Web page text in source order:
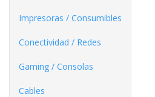
Impresoras / Consumibles
Conectividad / Redes
Gaming / Consolas
Cables